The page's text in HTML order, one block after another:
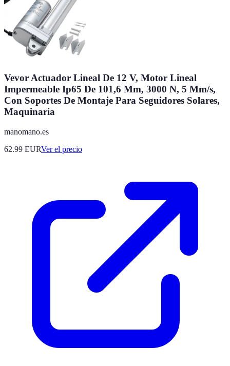
Vevor Actuador Lineal De 12 V, Motor Lineal
Impermeable Ip65 De 101,6 Mm, 3000 N, 5 Mm/s,
Con Soportes De Montaje Para Seguidores Solares,
Maquinaria
manomano.es
62.99 EURVer el precio